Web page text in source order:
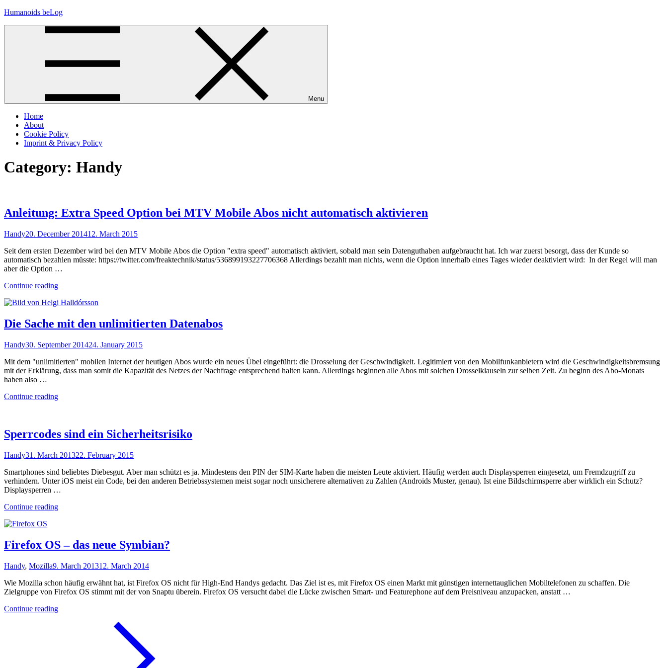
Skip
Humanoids beLog
Menu
Home
About
Cookie Policy
Imprint & Privacy Policy
Category: Handy
Anleitung: Extra Speed Option bei MTV Mobile Abos nicht automatisch aktivieren
Handy20. December 201412. March 2015
Seit dem ersten Dezember wird bei den MTV Mobile Abos die Option "extra speed" automatisch aktiviert, sobald man sein Datenguthaben aufgebraucht hat. Ich war zuerst besorgt, dass der Kunde so
automatisch bezahlen müsste: https://twitter.com/freaktechnik/status/536899193227706368 Allerdings bezahlt man nichts, wenn die Option innerhalb eines Tages wieder deaktiviert wird: In der Regel will man
aber die Option …
Continue reading"Anleitung:
Speed
bei
MTV
Abos
automatisch
aktivieren"
Die Sache mit den unlimitierten Datenabos
Handy30. September 201424. January 2015
Mit dem "unlimitierten" mobilen Internet der heutigen Abos wurde ein neues Übel eingeführt: die Drosselung der Geschwindigkeit. Legitimiert von den Mobilfunkanbietern wird die Geschwindigkeitsbremsung
mit der Erklärung, dass man somit die Kapazität des Netzes der Nachfrage entsprechend halten kann. Allerdings beginnen alle Abos mit solchen Drosselklauseln zur selben Zeit. Zu beginn des Abo-Monats
haben also …
Continue reading"Die
unlimitierten
Datenabos"
Sperrcodes sind ein Sicherheitsrisiko
Handy31. March 201322. February 2015
Smartphones sind beliebtes Diebesgut. Aber man schützt es ja. Mindestens den PIN der SIM-Karte haben die meisten Leute aktiviert. Häufig werden auch Displaysperren eingesetzt, um Fremdzugriff zu
verhindern. Unter iOS meist ein Code, bei den anderen Betriebssystemen meist sogar noch unsicherere alternativen zu Zahlen (Androids Muster, genau). Ist eine Bildschirmsperre aber wirklich ein Schutz?
Displaysperren …
Continue reading"Sperrcodes
Firefox OS – das neue Symbian?
Handy, Mozilla9. March 201312. March 2014
Wie Mozilla schon häufig erwähnt hat, ist Firefox OS nicht für High-End Handys gedacht. Das Ziel ist es, mit Firefox OS einen Markt mit günstigen internettauglichen Mobiltelefonen zu schaffen. Die
Zielgruppe von Firefox OS stimmt mit der von Snaptu überein. Firefox OS versucht dabei die Lücke zwischen Smart- und Featurephone auf dem Preisniveau anzupacken, anstatt …
Continue reading"Firefox